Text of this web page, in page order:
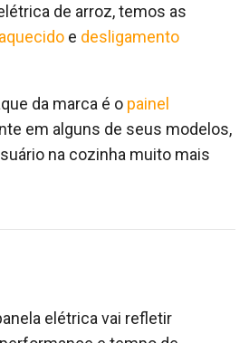
de arroz, temos as
e desligamento
da marca é o painel
em alguns de seus modelos,
na cozinha muito mais
elétrica vai refletir